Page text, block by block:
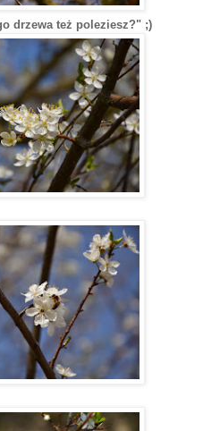
drzewa też poleziesz?" ;)